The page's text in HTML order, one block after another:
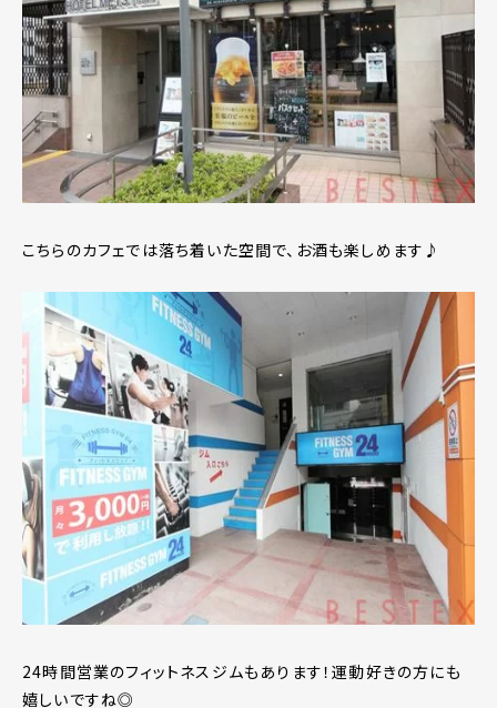
こちらのカフェでは落ち着いた空間で、お酒も楽しめます♪
24時間営業のフィットネスジムもあります！運動好きの方にも
嬉しいですね◎